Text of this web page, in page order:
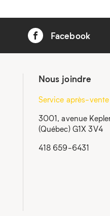
Facebook
Nous joindre
Service après-vente
3001, avenue
(Québec) G1X 3V4
418 659-6431